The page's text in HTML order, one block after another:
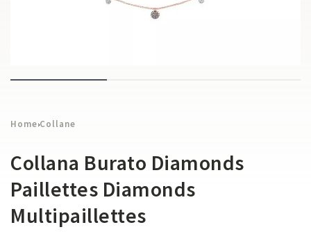
Home›Collane
Collana Burato Diamonds
Paillettes Diamonds
Multipaillettes